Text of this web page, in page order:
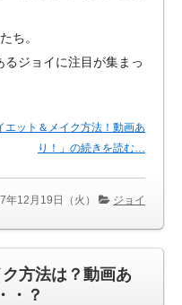
ち。
ジョイに注目が集まっ
エット＆メイク方法！動画あ
り！」の続きを読む…
年12月19日（火） ジョイ
方法は？動画あ
・？